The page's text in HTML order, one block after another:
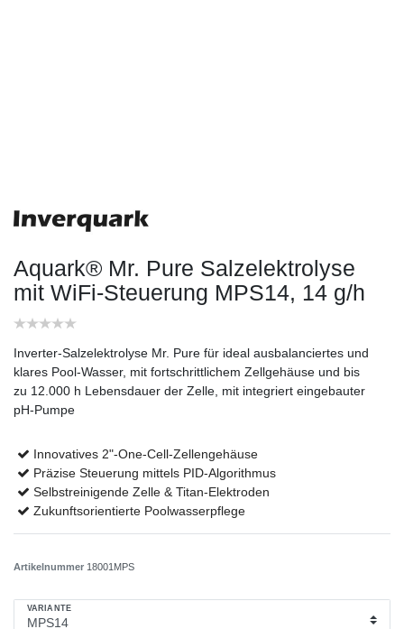
Aquark® Mr. Pure Salzelektrolyse
mit WiFi-Steuerung MPS14, 14 g/h
Inverter-Salzelektrolyse Mr. Pure für ideal ausbalanciertes und
klares Pool-Wasser, mit fortschrittlichem Zellgehäuse und bis
zu 12.000 h Lebensdauer der Zelle, mit integriert eingebauter
pH-Pumpe
Innovatives 2"-One-Cell-Zellengehäuse
Präzise Steuerung mittels PID-Algorithmus
Selbstreinigende Zelle & Titan-Elektroden
Zukunftsorientierte Poolwasserpflege
Artikelnummer 18001MPS
VARIANTE